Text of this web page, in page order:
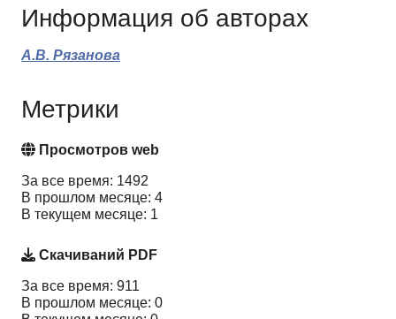
Информация об авторах
А.В. Рязанова
Метрики
Просмотров web
За все время: 1492
В прошлом месяце: 4
В текущем месяце: 1
Скачиваний PDF
За все время: 911
В прошлом месяце: 0